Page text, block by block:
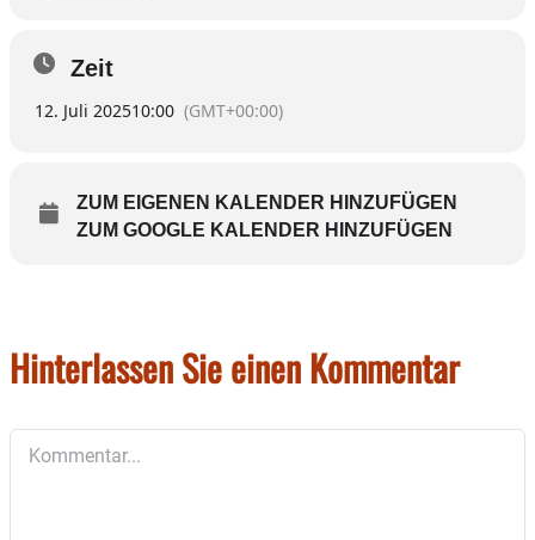
und Ganzkörpertraining an der frischen Luft an.
Sportschuhe und bequeme Kleidung sind
Zeit
12. Juli 202510:00 (GMT+00:00)
ZUM EIGENEN KALENDER HINZUFÜGEN
ZUM GOOGLE KALENDER HINZUFÜGEN
Hinterlassen Sie einen Kommentar